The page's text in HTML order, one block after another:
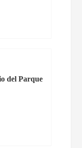
del Parque